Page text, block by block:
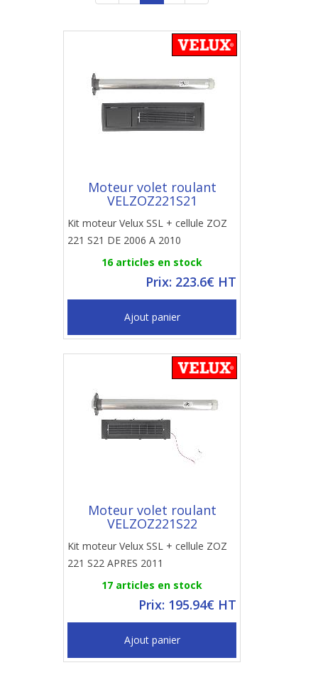
Moteur volet roulant
VELZOZ221S21
Kit moteur Velux SSL + cellule ZOZ
221 S21 DE 2006 A 2010
16 articles en stock
Prix: 223.6€ HT
Ajout panier
Moteur volet roulant
VELZOZ221S22
Kit moteur Velux SSL + cellule ZOZ
221 S22 APRES 2011
17 articles en stock
Prix: 195.94€ HT
Ajout panier